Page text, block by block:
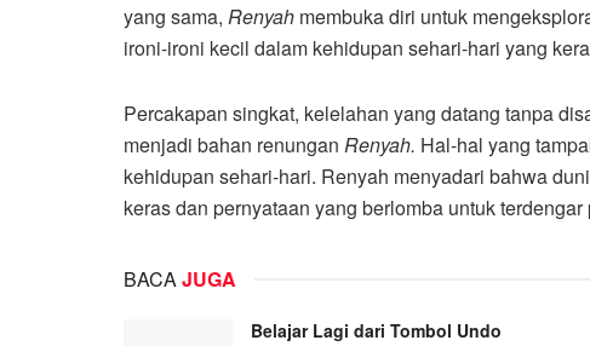
yang sama, Renyah membuka diri untuk
ironi-ironi kecil dalam kehidupan sehari-hari yang
Percakapan singkat, kelelahan yang datang tanpa
menjadi bahan renungan Renyah. Hal-hal yang
kehidupan sehari-hari. Renyah menyadari bahwa
keras dan pernyataan yang berlomba untuk
BACAJUGA
Belajar Lagi dari Tombol Undo